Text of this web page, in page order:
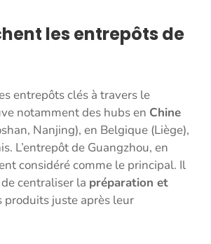
les entrepôts de
entrepôts clés à travers le
notamment des hubs en Chine
Nanjing), en Belgique (Liège),
L’entrepôt de Guangzhou, en
considéré comme le principal. Il
centraliser la préparation et
produits juste après leur